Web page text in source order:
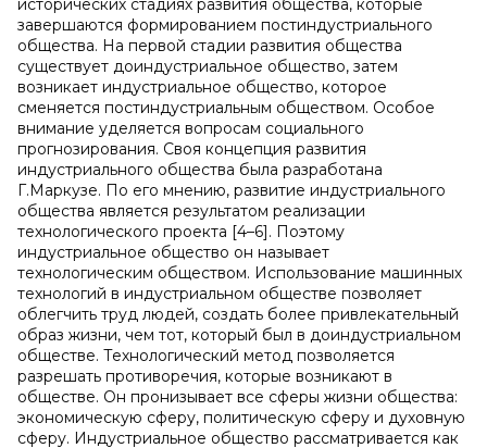
исторических стадиях развития общества, которые
завершаются формированием постиндустриального
общества. На первой стадии развития общества
существует доиндустриальное общество, затем
возникает индустриальное общество, которое
сменяется постиндустриальным обществом. Особое
внимание уделяется вопросам социального
прогнозирования. Своя концепция развития
индустриального общества была разработана
Г.Маркузе. По его мнению, развитие индустриального
общества является результатом реализации
технологического проекта [4–6]. Поэтому
индустриальное общество он называет
технологическим обществом. Использование машинных
технологий в индустриальном обществе позволяет
облегчить труд людей, создать более привлекательный
образ жизни, чем тот, который был в доиндустриальном
обществе. Технологический метод позволяется
разрешать противоречия, которые возникают в
обществе. Он пронизывает все сферы жизни общества:
экономическую сферу, политическую сферу и духовную
сферу. Индустриальное общество рассматривается как